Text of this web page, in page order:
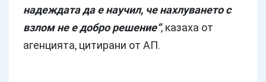
надеждата да е научил, че нахлуването с
взлом не е добро решение“, казаха от
агенцията, цитирани от АП.